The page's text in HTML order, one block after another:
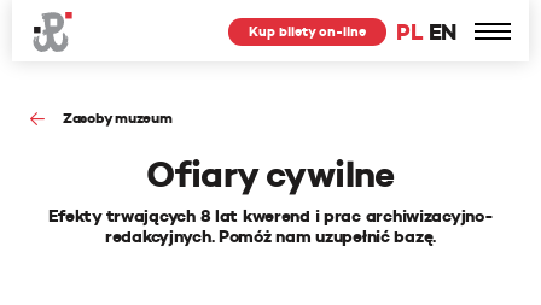
PL EN
Kup bilety on-line
Zasoby muzeum
Ofiary cywilne
Efekty trwających 8 lat kwerend i prac archiwizacyjno-
redakcyjnych. Pomóż nam uzupełnić bazę.